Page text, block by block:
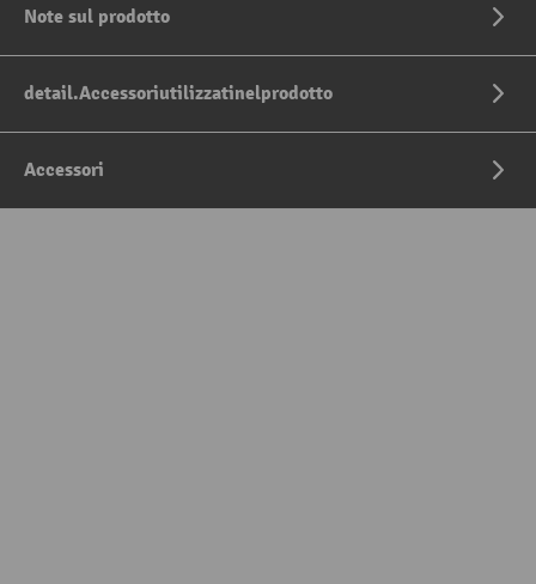
Note sul prodotto
detail.Accessoriutilizzatinelprodotto
Accessori